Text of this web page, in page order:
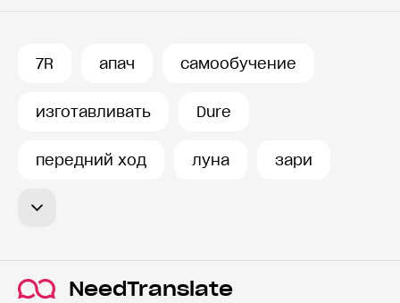
7R апач самообучение
изготавливать Dure
передний ход луна зари
NeedTranslate